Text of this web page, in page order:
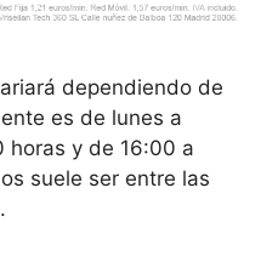
dependiendo de
es de lunes a
horas y de 16:00 a
suele ser entre las